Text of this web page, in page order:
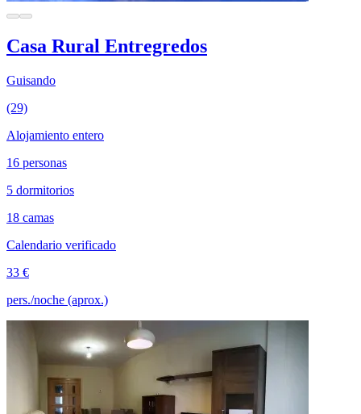
Casa Rural Entregredos
Guisando
(29)
Alojamiento entero
16 personas
5 dormitorios
18 camas
Calendario verificado
33 €
pers./noche (aprox.)